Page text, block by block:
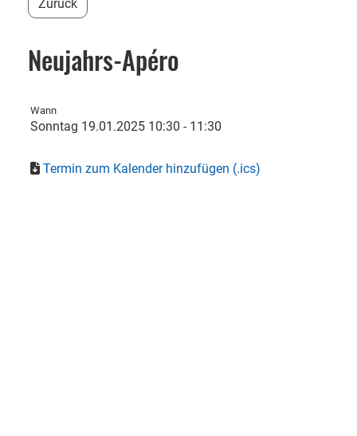
Zurück
Neujahrs-Apéro
Wann
Sonntag 19.01.2025 10:30 - 11:30
Termin zum Kalender hinzufügen (.ics)